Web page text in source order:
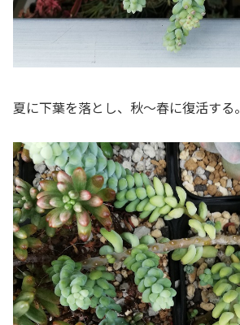
夏に下葉を落とし、秋～春に復活する。